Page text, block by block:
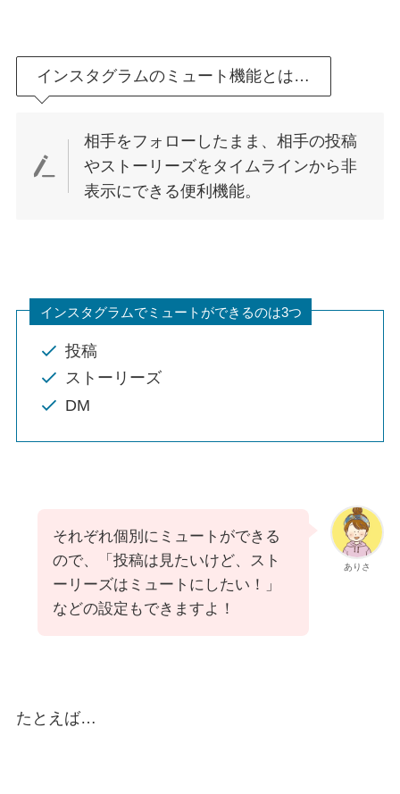
インスタグラムのミュート機能とは…
相手をフォローしたまま、相手の投稿
やストーリーズをタイムラインから非
表示にできる便利機能。
インスタグラムでミュートができるのは3つ
投稿
ストーリーズ
DM
ありさ
それぞれ個別にミュートができる
ので、「投稿は見たいけど、スト
ーリーズはミュートにしたい！」
などの設定もできますよ！
たとえば…